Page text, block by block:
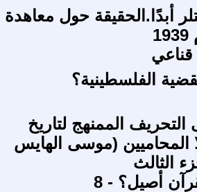
أبدًا.الحقيقة حول معاهدة
الفلسطينية؟
الممنهج لتاريخ
المحاميين (موسى الهايس
الثالث
أصيل؟ - 8